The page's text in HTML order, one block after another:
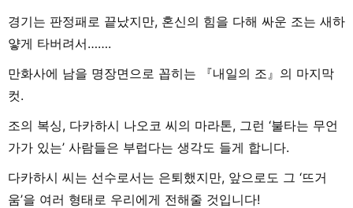
경기는 판정패로 끝났지만, 혼신의 힘을 다해 싸운 조는 새하
얗게 타버려서…….
만화사에 남을 명장면으로 꼽히는 『내일의 조』의 마지막
컷.
조의 복싱, 다카하시 나오코 씨의 마라톤, 그런 ‘불타는 무언
가가 있는’ 사람들은 부럽다는 생각도 들게 합니다.
다카하시 씨는 선수로서는 은퇴했지만, 앞으로도 그 ‘뜨거
움’을 여러 형태로 우리에게 전해줄 것입니다!